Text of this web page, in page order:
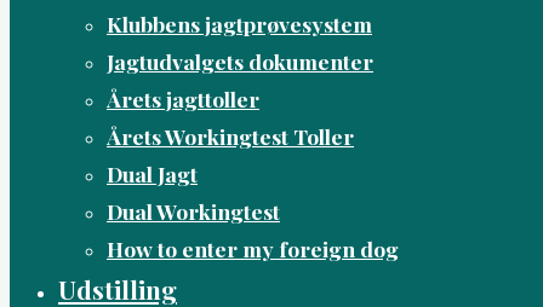
Klubbens jagtprøvesystem
Jagtudvalgets dokumenter
Årets jagttoller
Årets Workingtest Toller
Dual Jagt
Dual Workingtest
How to enter my foreign dog
Udstilling